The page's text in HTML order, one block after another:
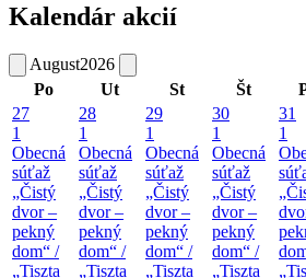
Kalendár akcií
August2026
Po
Ut St Št
27
1
Obecná
súťaž
„Čistý
dvor –
pekný
dom“ /
„Tiszta
28
1
Obecná
súťaž
„Čistý
dvor –
pekný
dom“ /
„Tiszta
29
1
Obecná
súťaž
„Čistý
dvor –
pekný
dom“ /
„Tiszta
30
1
Obecná
súťaž
„Čistý
dvor –
pekný
dom“ /
„Tiszta
31
1